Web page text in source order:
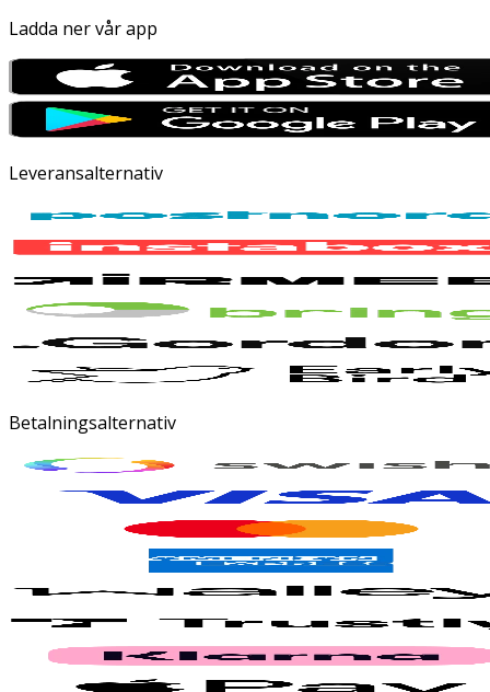
Ladda ner vår app
Leveransalternativ
Betalningsalternativ